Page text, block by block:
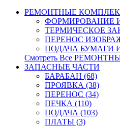
РЕМОНТНЫЕ
ФОРМИРОВАНИЕ
ТЕРМИЧЕСКОЕ
ПЕРЕНОС
ПОДАЧА БУМАГИ
Смотреть Все
ЗАПАСНЫЕ ЧАСТИ
БАРАБАН (68)
ПРОЯВКА (38)
ПЕРЕНОС (34)
ПЕЧКА (110)
ПОДАЧА (103)
ПЛАТЫ (3)